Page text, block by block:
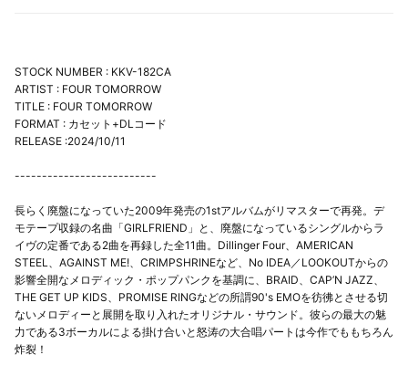
STOCK NUMBER : KKV-182CA
ARTIST : FOUR TOMORROW
TITLE : FOUR TOMORROW
FORMAT : カセット+DLコード
RELEASE :2024/10/11
--------------------------
長らく廃盤になっていた2009年発売の1stアルバムがリマスターで再発。デ
モテープ収録の名曲「GIRLFRIEND」と、廃盤になっているシングルからラ
イヴの定番である2曲を再録した全11曲。Dillinger Four、AMERICAN
STEEL、AGAINST ME!、CRIMPSHRINEなど、No IDEA／LOOKOUTからの
影響全開なメロディック・ポップパンクを基調に、BRAID、CAP’N JAZZ、
THE GET UP KIDS、PROMISE RINGなどの所謂90's EMOを彷彿とさせる切
ないメロディーと展開を取り入れたオリジナル・サウンド。彼らの最大の魅
力である3ボーカルによる掛け合いと怒涛の大合唱パートは今作でももちろん
炸裂！